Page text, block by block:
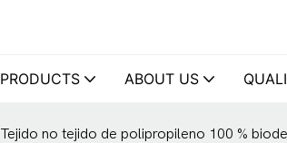
PRODUCTS ABOUT US
Tejido no tejido de polipropileno 100 %